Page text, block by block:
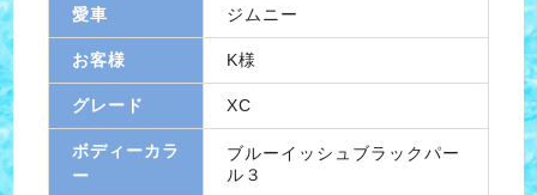
愛車 ジムニー
お客様 K様
グレード XC
ボディーカラ
ー
ブルーイッシュブラックパー
ル３